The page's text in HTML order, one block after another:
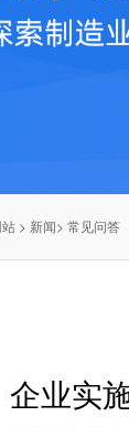
> 新闻> 常见问答
企业实